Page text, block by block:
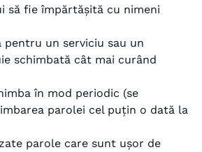
să fie împărtășită cu nimeni
pentru un serviciu sau un
schimbată cât mai curând
în mod periodic (se
parolei cel puțin o dată la
parole care sunt ușor de